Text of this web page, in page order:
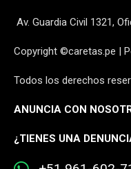
Av. Guardia Civil 1321,
Copyright ©caretas.pe |
Todos los derechos
ANUNCIA CON
¿TIENES UNA